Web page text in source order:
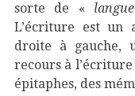
sorte de «
L’écriture est un
droite à gauche,
recours à
épitaphes, des